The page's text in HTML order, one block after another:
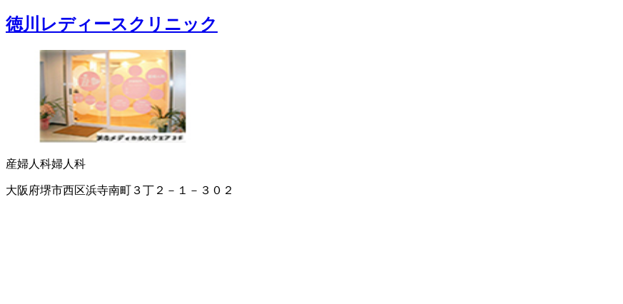
徳川レディースクリニック
産婦人科婦人科
大阪府堺市西区浜寺南町３丁２－１－３０２